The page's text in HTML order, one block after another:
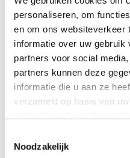
personaliseren, om
en om ons websiteverkeer
informatie over uw gebruik
partners voor social
partners kunnen deze
informatie die u aan ze
verzameld op basis van
Noodzakelijk